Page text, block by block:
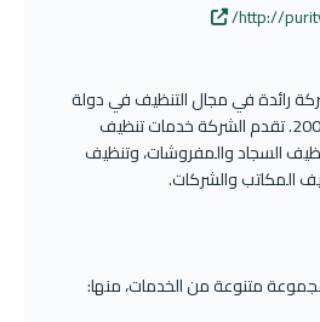
http://
رائدة في مجال التنظيف في دولة
الكويت، تأسست عام 2000. تقدم الشركة خدمات تنظيف
السجاد والمفروشات، وتنظيف
المكاتب والشركات.
متنوعة من الخدمات، منها: